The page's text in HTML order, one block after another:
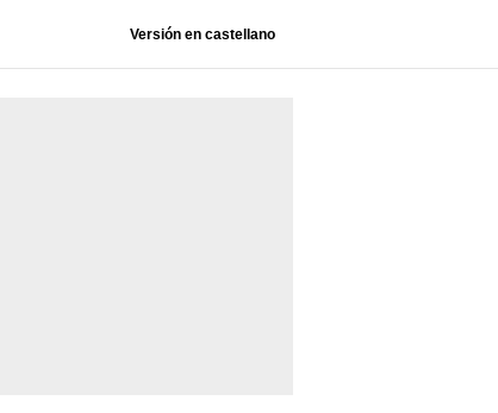
Versión en castellano